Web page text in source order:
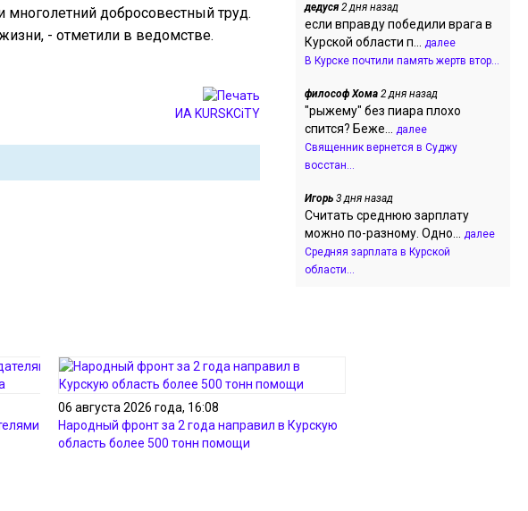
многолетний добросовестный труд.
- отметили в ведомстве.
ИА KURSKCiTY
курского
06 августа 2026 года, 16:08
Народный фронт за 2 года направил в Курскую
область более 500 тонн помощи
дедуся2 дня назад
если вправду победили врага в
Курской области п... далее
В Курске почтили память жертв втор...
философ Хома 2 дня назад
"рыжему" без пиара плохо
спится? Беже... далее
Священник вернется в Суджу
восстан...
Игорь 3 дня назад
Считать среднюю зарплату
можно по-разному. Одно... далее
Средняя зарплата в Курской
области...